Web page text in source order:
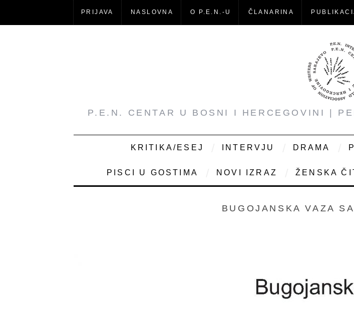
PRIJAVA NASLOVNA O P.E.N.-U ČLANARINA
P.E.N. CENTAR U BOSNI I HERCEGOVINI |
KRITIKA/ESEJ INTERVJU DRAMA
PISCI U GOSTIMA NOVI IZRAZ ŽENSKA
BUGOJANSKA VAZA